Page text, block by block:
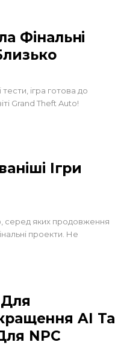
Фінальні
ігра готова до
Grand Theft Auto!
Ігри
серед яких продовження
проекти. Не
AI Та
NPC